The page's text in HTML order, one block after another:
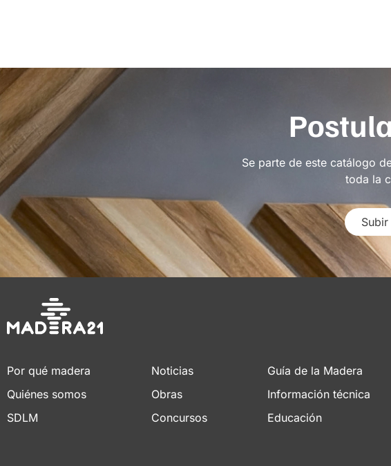
Se parte de este catálogo
toda la
Por qué madera
Quiénes somos
SDLM
Noticias
Obras
Concursos
Guía de la Madera
Información técnica
Educación